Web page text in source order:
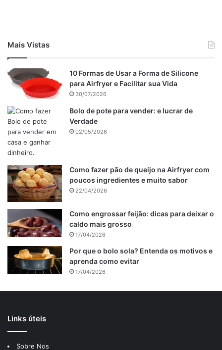
Mais Vistas
10 Formas de Usar a Forma de Silicone
para Airfryer e Facilitar sua Vida
30/07/2026
Bolo de pote para vender: e lucrar de
Verdade
02/05/2026
Como fazer pão de queijo na Airfryer com
poucos ingredientes e muito sabor
22/04/2026
Como engrossar feijão: dicas para deixar o
caldo mais grosso
17/04/2026
Por que o bolo sola? Entenda os motivos e
aprenda como evitar
17/04/2026
Links úteis
Sobre Nos